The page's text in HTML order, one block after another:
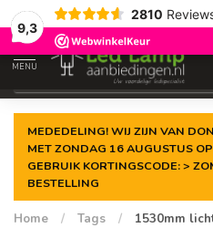
9,3
2810
Gegarandeerde delaagste prijs
MENU
MEDEDELING! WIJ ZIJN VAN
MET ZONDAG 16 AUGUSTUS
GEBRUIK KORTINGSCODE: >
BESTELLING
Home / Tags / 1530mm